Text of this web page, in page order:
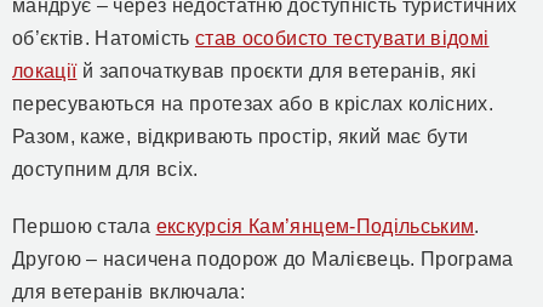
мандрує – через недостатню доступність туристичних
об’єктів. Натомість став особисто тестувати відомі
локаціїй започаткував проєкти для ветеранів, які
пересуваються на протезах або в кріслах колісних.
Разом, каже, відкривають простір, який має бути
доступним для всіх.
Першою стала екскурсія Кам’янцем-Подільським.
Другою – насичена подорож до Малієвець. Програма
для ветеранів включала: